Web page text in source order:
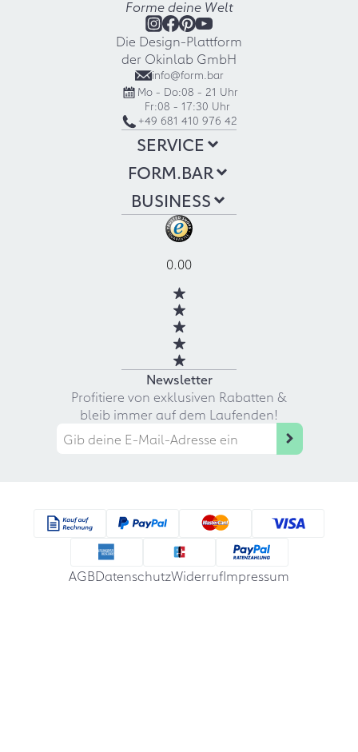
Forme deine Welt
Die Design-Plattform
der Okinlab GmbH
info@form.bar
Mo - Do:08 - 21 Uhr
Fr:08 - 17:30 Uhr
+49 681 410 976 42
SERVICE
FORM.BAR
BUSINESS
0.00
Newsletter
Profitiere von exklusiven Rabatten &
bleib immer auf dem Laufenden!
AGBDatenschutzWiderrufImpressum